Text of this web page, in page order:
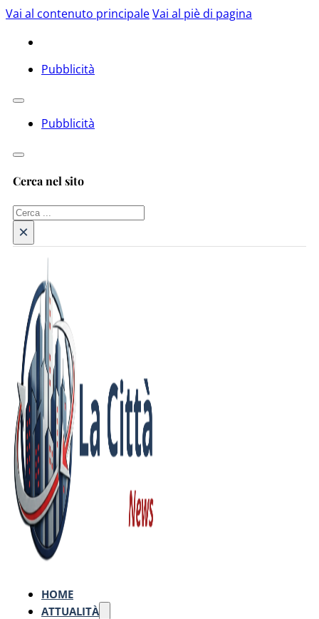
Vai al contenuto principaleVai al piè di pagina
Pubblicità
Pubblicità
Cerca nel sito
Cerca
×
HOME
ATTUALITÀ